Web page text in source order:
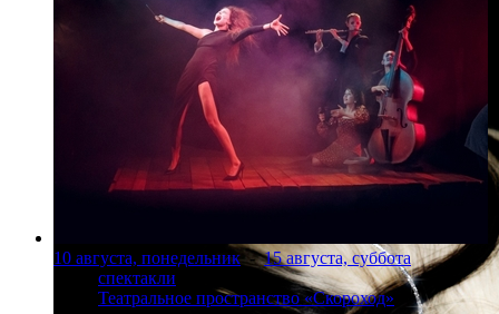
10 августа, понедельник-15 августа, суббота
спектакли
Театральное пространство «Скороход»